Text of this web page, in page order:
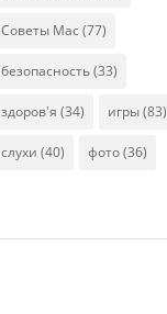
Советы Mac (77)
безопасность(33)
здоров'я (34) игры(83)
слухи (40) фото(36)